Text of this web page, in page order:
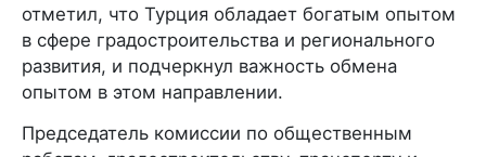
отметил, что Турция обладает богатым опытом
в сфере градостроительства и регионального
развития, и подчеркнул важность обмена
опытом в этом направлении.
Председатель комиссии по общественным